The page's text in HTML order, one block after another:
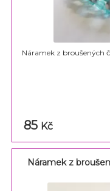
Náramek z broušených
85 Kč
Náramek z